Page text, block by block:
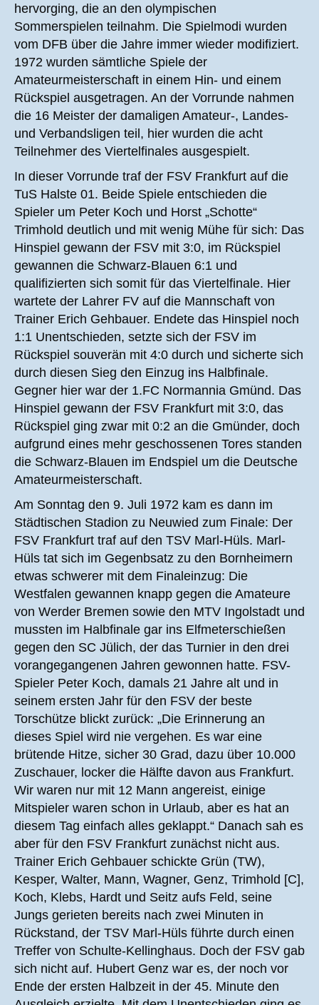
hervorging, die an den olympischen
Sommerspielen teilnahm. Die Spielmodi wurden
vom DFB über die Jahre immer wieder modifiziert.
1972 wurden sämtliche Spiele der
Amateurmeisterschaft in einem Hin- und einem
Rückspiel ausgetragen. An der Vorrunde nahmen
die 16 Meister der damaligen Amateur-, Landes-
und Verbandsligen teil, hier wurden die acht
Teilnehmer des Viertelfinales ausgespielt.
In dieser Vorrunde traf der FSV Frankfurt auf die
TuS Halste 01. Beide Spiele entschieden die
Spieler um Peter Koch und Horst „Schotte“
Trimhold deutlich und mit wenig Mühe für sich: Das
Hinspiel gewann der FSV mit 3:0, im Rückspiel
gewannen die Schwarz-Blauen 6:1 und
qualifizierten sich somit für das Viertelfinale. Hier
wartete der Lahrer FV auf die Mannschaft von
Trainer Erich Gehbauer. Endete das Hinspiel noch
1:1 Unentschieden, setzte sich der FSV im
Rückspiel souverän mit 4:0 durch und sicherte sich
durch diesen Sieg den Einzug ins Halbfinale.
Gegner hier war der 1.FC Normannia Gmünd. Das
Hinspiel gewann der FSV Frankfurt mit 3:0, das
Rückspiel ging zwar mit 0:2 an die Gmünder, doch
aufgrund eines mehr geschossenen Tores standen
die Schwarz-Blauen im Endspiel um die Deutsche
Amateurmeisterschaft.
Am Sonntag den 9. Juli 1972 kam es dann im
Städtischen Stadion zu Neuwied zum Finale: Der
FSV Frankfurt traf auf den TSV Marl-Hüls. Marl-
Hüls tat sich im Gegenbsatz zu den Bornheimern
etwas schwerer mit dem Finaleinzug: Die
Westfalen gewannen knapp gegen die Amateure
von Werder Bremen sowie den MTV Ingolstadt und
mussten im Halbfinale gar ins Elfmeterschießen
gegen den SC Jülich, der das Turnier in den drei
vorangegangenen Jahren gewonnen hatte. FSV-
Spieler Peter Koch, damals 21 Jahre alt und in
seinem ersten Jahr für den FSV der beste
Torschütze blickt zurück: „Die Erinnerung an
dieses Spiel wird nie vergehen. Es war eine
brütende Hitze, sicher 30 Grad, dazu über 10.000
Zuschauer, locker die Hälfte davon aus Frankfurt.
Wir waren nur mit 12 Mann angereist, einige
Mitspieler waren schon in Urlaub, aber es hat an
diesem Tag einfach alles geklappt.“ Danach sah es
aber für den FSV Frankfurt zunächst nicht aus.
Trainer Erich Gehbauer schickte Grün (TW),
Kesper, Walter, Mann, Wagner, Genz, Trimhold [C],
Koch, Klebs, Hardt und Seitz aufs Feld, seine
Jungs gerieten bereits nach zwei Minuten in
Rückstand, der TSV Marl-Hüls führte durch einen
Treffer von Schulte-Kellinghaus. Doch der FSV gab
sich nicht auf. Hubert Genz war es, der noch vor
Ende der ersten Halbzeit in der 45. Minute den